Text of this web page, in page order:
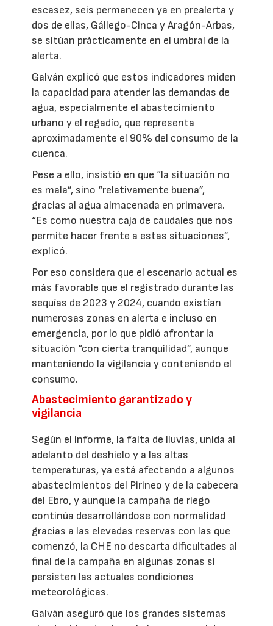
escasez, seis permanecen ya en prealerta y
dos de ellas, Gállego-Cinca y Aragón-Arbas,
se sitúan prácticamente en el umbral de la
alerta.
Galván explicó que estos indicadores miden
la capacidad para atender las demandas de
agua, especialmente el abastecimiento
urbano y el regadío, que representa
aproximadamente el 90% del consumo de la
cuenca.
Pese a ello, insistió en que “la situación no
es mala”, sino “relativamente buena”,
gracias al agua almacenada en primavera.
“Es como nuestra caja de caudales que nos
permite hacer frente a estas situaciones”,
explicó.
Por eso considera que el escenario actual es
más favorable que el registrado durante las
sequías de 2023 y 2024, cuando existían
numerosas zonas en alerta e incluso en
emergencia, por lo que pidió afrontar la
situación “con cierta tranquilidad”, aunque
manteniendo la vigilancia y conteniendo el
consumo.
Abastecimiento garantizado y
vigilancia
Según el informe, la falta de lluvias, unida al
adelanto del deshielo y a las altas
temperaturas, ya está afectando a algunos
abastecimientos del Pirineo y de la cabecera
del Ebro, y aunque la campaña de riego
continúa desarrollándose con normalidad
gracias a las elevadas reservas con las que
comenzó, la CHE no descarta dificultades al
final de la campaña en algunas zonas si
persisten las actuales condiciones
meteorológicas.
Galván aseguró que los grandes sistemas